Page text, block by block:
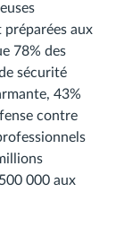
aux
78% des
sécurité
43%
contre
000 aux